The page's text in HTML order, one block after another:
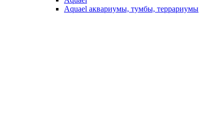
Aquael аквариумы, тумбы, террариумы